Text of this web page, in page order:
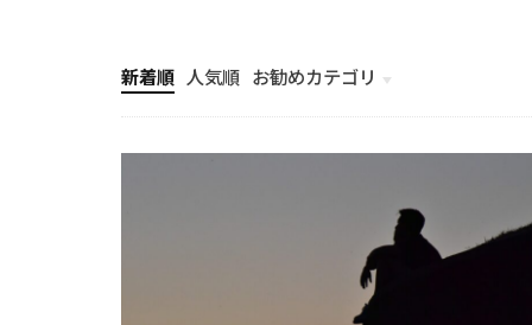
新着順 人気順
お勧めカテゴリ
未分類